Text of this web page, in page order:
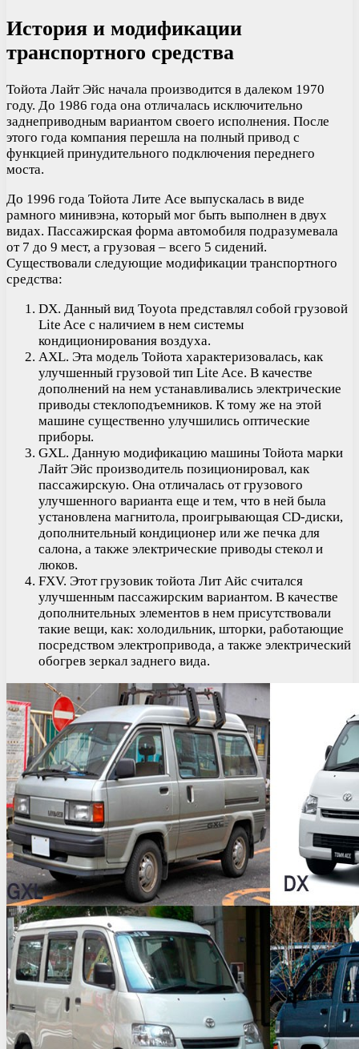
История и модификации
транспортного средства
Тойота Лайт Эйс начала производится в далеком 1970
году. До 1986 года она отличалась исключительно
заднеприводным вариантом своего исполнения. После
этого года компания перешла на полный привод с
функцией принудительного подключения переднего
моста.
До 1996 года Тойота Лите Асе выпускалась в виде
рамного минивэна, который мог быть выполнен в двух
видах. Пассажирская форма автомобиля подразумевала
от 7 до 9 мест, а грузовая – всего 5 сидений.
Существовали следующие модификации транспортного
средства:
DX. Данный вид Toyota представлял собой грузовой
Lite Ace с наличием в нем системы
кондиционирования воздуха.
AXL. Эта модель Тойота характеризовалась, как
улучшенный грузовой тип Lite Ace. В качестве
дополнений на нем устанавливались электрические
приводы стеклоподъемников. К тому же на этой
машине существенно улучшились оптические
приборы.
GXL. Данную модификацию машины Тойота марки
Лайт Эйс производитель позиционировал, как
пассажирскую. Она отличалась от грузового
улучшенного варианта еще и тем, что в ней была
установлена магнитола, проигрывающая CD-диски,
дополнительный кондиционер или же печка для
салона, а также электрические приводы стекол и
люков.
FXV. Этот грузовик тойота Лит Айс считался
улучшенным пассажирским вариантом. В качестве
дополнительных элементов в нем присутствовали
такие вещи, как: холодильник, шторки, работающие
посредством электропривода, а также электрический
обогрев зеркал заднего вида.